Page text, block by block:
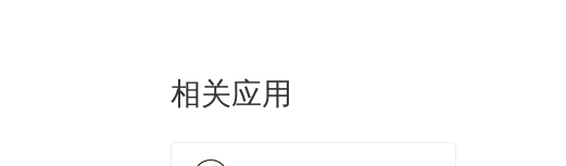
相关应用